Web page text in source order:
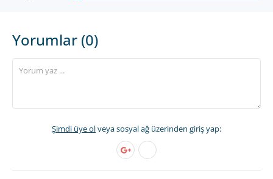
Yorumlar (0)
Şimdi üye olveya sosyal ağ üzerinden giriş yap: